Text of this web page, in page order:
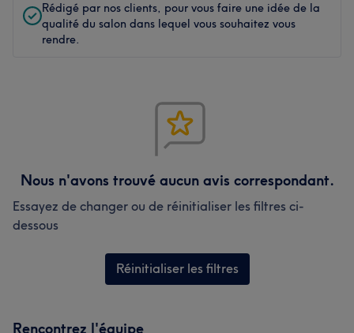
Rédigé par nos clients, pour vous faire une idée de la
qualité du salon dans lequel vous souhaitez vous
rendre.
Nous n'avons trouvé aucun avis correspondant.
Essayez de changer ou de réinitialiser les filtres ci-
dessous
Réinitialiser les filtres
Rencontrez l'équipe